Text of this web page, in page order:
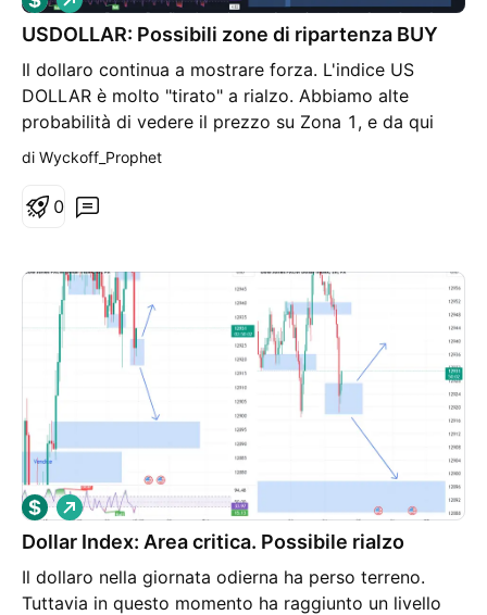
USDOLLAR: Possibili zone di ripartenza BUY
Il dollaro continua a mostrare forza. L'indice US
DOLLAR è molto "tirato" a rialzo. Abbiamo alte
probabilità di vedere il prezzo su Zona 1, e da qui
potrebbe ripartire. In caso di cedimento di Zona 1, il
prezzo ha spazio per scendere verso zona 2
o
n
di Wyckoff_Prophet
0
Dollar Index: Area critica. Possibile rialzo
Il dollaro nella giornata odierna ha perso terreno.
Tuttavia in questo momento ha raggiunto un livello
L
o
n